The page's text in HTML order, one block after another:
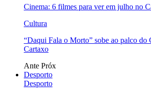
Cinema: 6 filmes para ver em julho no
Cultura
“Daqui Fala o Morto” sobe ao palco do
Cartaxo
Ante Próx
Desporto
Desporto